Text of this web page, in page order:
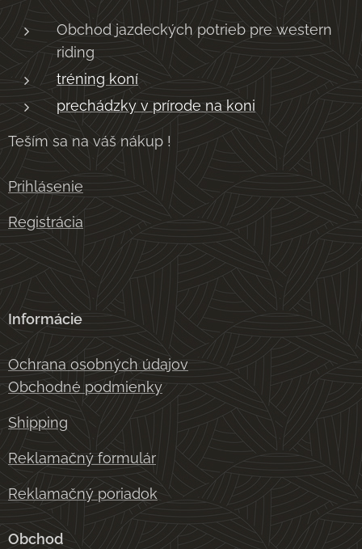
Obchod jazdeckých potrieb pre western
riding
tréning koní
prechádzky v prírode na koni
Teším sa na váš nákup !
Prihlásenie
Registrácia
Informácie
Ochrana osobných údajov
Obchodné podmienky
Shipping
Reklamačný formulár
Reklamačný poriadok
Obchod